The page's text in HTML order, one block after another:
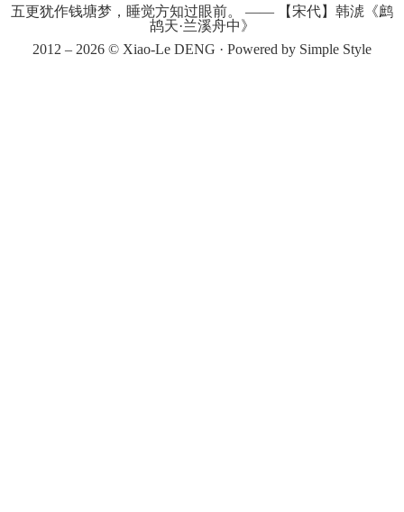
五更犹作钱塘梦，睡觉方知过眼前。 ——
【宋代】韩淲《鹧
鸪天·兰溪舟中》
2012 – 2026 © Xiao-Le DENG · Powered by Simple Style